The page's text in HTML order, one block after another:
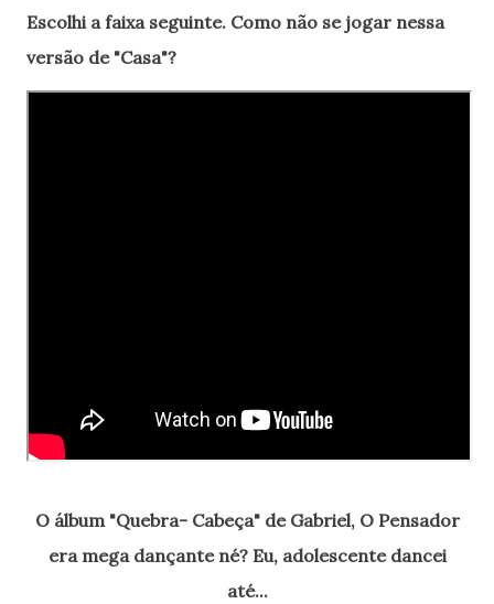
Escolhi a faixa seguinte. Como não se jogar nessa
versão de "Casa"?
O álbum "Quebra- Cabeça" de Gabriel, O Pensador
era mega dançante né? Eu, adolescente dancei
até...